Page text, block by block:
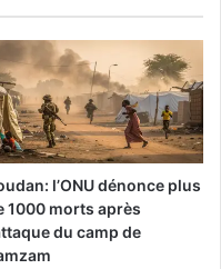
l’ONU dénonce plus
1000 morts après
du camp de